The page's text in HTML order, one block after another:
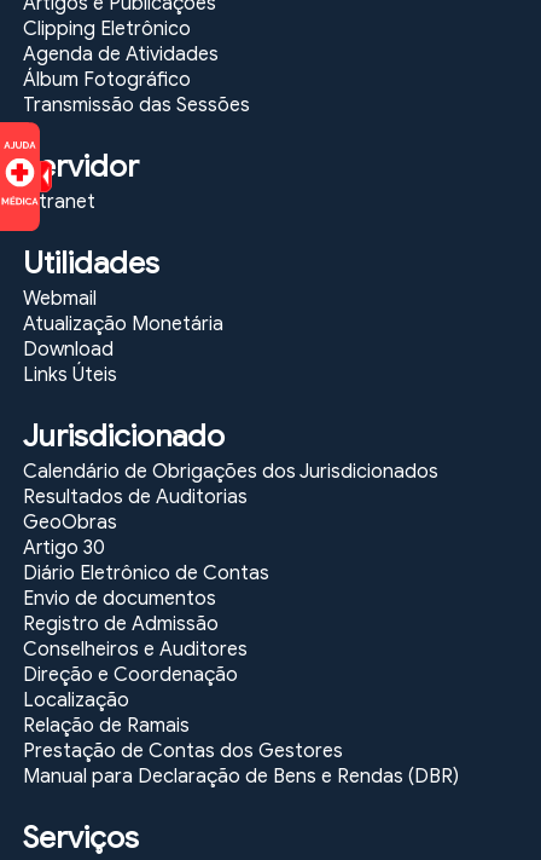
Clipping Eletrônico
Agenda de Atividades
Álbum Fotográfico
Transmissão das Sessões
Servidor
Intranet
Utilidades
Webmail
Atualização Monetária
Download
Links Úteis
Jurisdicionado
Calendário de Obrigações dos Jurisdicionados
Resultados de Auditorias
GeoObras
Artigo 30
Diário Eletrônico de Contas
Envio de documentos
Registro de Admissão
Conselheiros e Auditores
Direção e Coordenação
Localização
Relação de Ramais
Prestação de Contas dos Gestores
Manual para Declaração de Bens e Rendas (DBR)
Serviços